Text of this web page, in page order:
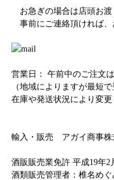
お急ぎの場合は店頭お渡
事前にご連絡頂ければ、
営業日： 午前中のご注文
（地域によりますが最短
在庫や発送状況により変
輸入・販売 アガイ商事株
酒販販売業免許 平成19年2
酒類販売管理者：椎名めぐ